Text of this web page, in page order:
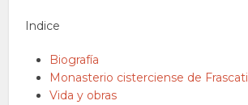
Indice
Biografía
Monasterio cisterciense de Frascati
Vida y obras